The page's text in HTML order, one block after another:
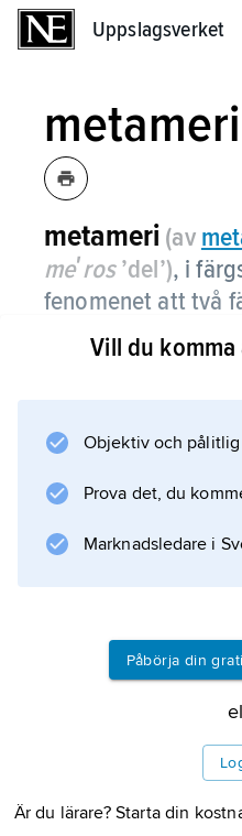
Uppslagsverket
metameri
metameri (av
meʹros’del’), i
fenomenet att två
olika spektrala
lika ut i en
Sådana färger kallas
.
Vill du
Objektiv och pålitlig
Prova det, du
Marknadsledare i
Påbörja din
Är du lärare? Starta din